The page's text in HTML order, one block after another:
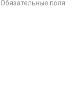
Обязательные поля